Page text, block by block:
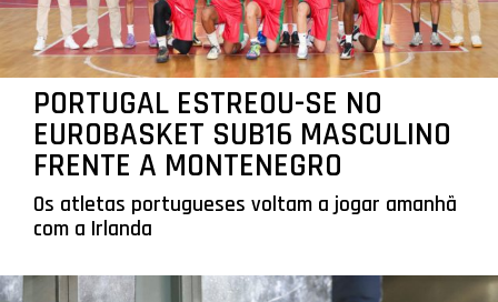
PORTUGAL ESTREOU-SE NO
EUROBASKET SUB16 MASCULINO
FRENTE A MONTENEGRO
Os atletas portugueses voltam a jogar amanhã
com a Irlanda